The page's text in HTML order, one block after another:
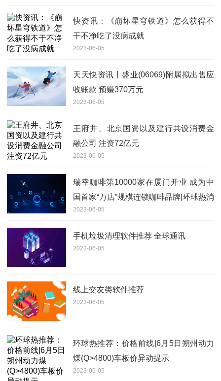
快资讯：《崩坏星穹铁道》怎么获得不
干不净吃了没病成就
2023-06-05
天天快资讯丨盛业(06069)附属拟出售应
收账款 预赚370万元
2023-06-05
王府井、北京国资以及建行共设消费金
融公司 注资72亿元
2023-06-05
瑞幸咖啡第10000家在厦门开业 成为中
国首家“万店”规模连锁咖啡品牌|环球热消
息
2023-06-05
手机垃圾清理软件推荐 全球通讯
2023-06-05
线上交友类软件推荐
2023-06-05
环球热推荐：价格前线|6月5日朔州动力
煤(Q>4800)车板价异动提示
2023-06-05